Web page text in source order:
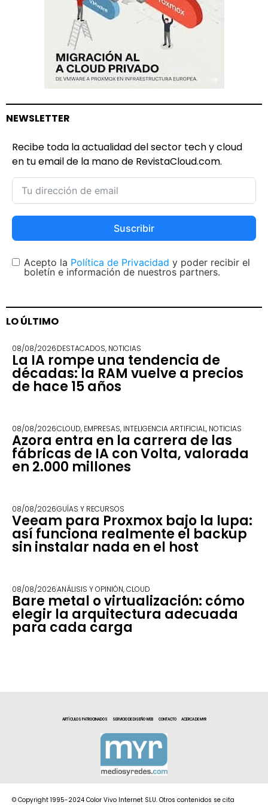
NEWSLETTER
Recibe toda la actualidad del sector tech y cloud
en tu email de la mano de RevistaCloud.com.
Suscribir
Acepto la Política de Privacidad y poder recibir el
boletín e información de nuestros partners.
LO ÚLTIMO
08/08/2026DESTACADOS, NOTICIAS
La IA rompe una tendencia de
décadas: la RAM vuelve a precios
de hace 15 años
08/08/2026CLOUD, EMPRESAS, INTELIGENCIA ARTIFICIAL, NOTICIAS
Azora entra en la carrera de las
fábricas de IA con Volta, valorada
en 2.000 millones
08/08/2026GUÍAS Y RECURSOS
Veeam para Proxmox bajo la lupa:
así funciona realmente el backup
sin instalar nada en el host
08/08/2026ANÁLISIS Y OPINIÓN,CLOUD
Bare metal o virtualización: cómo
elegir la arquitectura adecuada
para cada carga
ARTÍCULOS PATROCINADOS SERVICIO DE DISEÑO WEB CONTACTO ACERCA DE MYR
© Copyright 1995-2024 Color Vivo Internet SLU. Otros contenidos se cita